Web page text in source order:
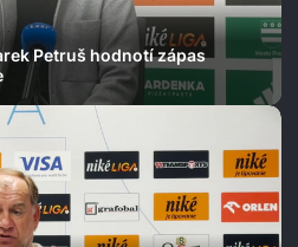
Petruš hodnotí zápas